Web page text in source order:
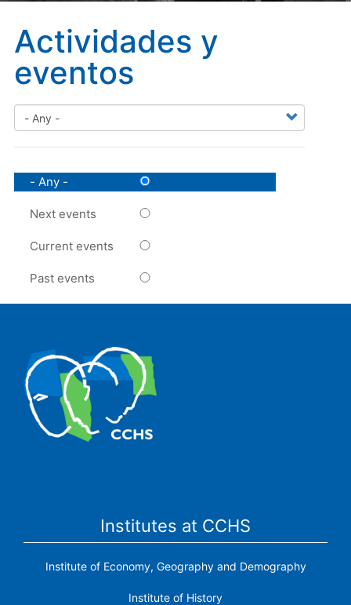
Actividades y
eventos
- Any -
Next events
Current events
Past events
Institutes at CCHS
Institute of Economy, Geography and Demography
Institute of History